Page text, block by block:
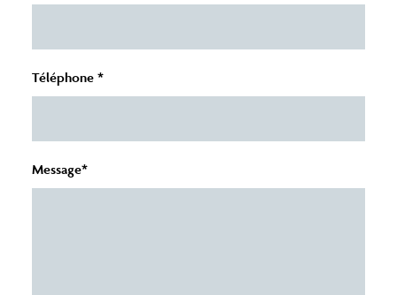
Téléphone *
Message*